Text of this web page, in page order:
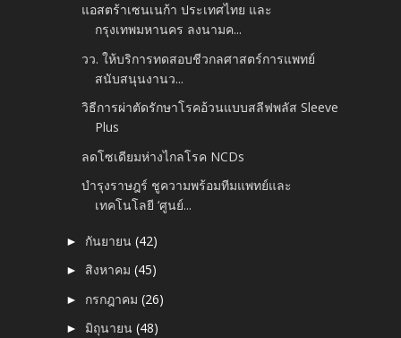
แอสตร้าเซนเนก้า ประเทศไทย และ
กรุงเทพมหานคร ลงนามค...
วว. ให้บริการทดสอบชีวกลศาสตร์การแพทย์
สนับสนุนงานว...
วิธีการผ่าตัดรักษาโรคอ้วนแบบสลีฟพลัส Sleeve
Plus
ลดโซเดียมห่างไกลโรค NCDs
บำรุงราษฎร์ ชูความพร้อมทีมแพทย์และ
เทคโนโลยี ‘ศูนย์...
► กันยายน(42)
► สิงหาคม(45)
► กรกฎาคม(26)
► มิถุนายน(48)